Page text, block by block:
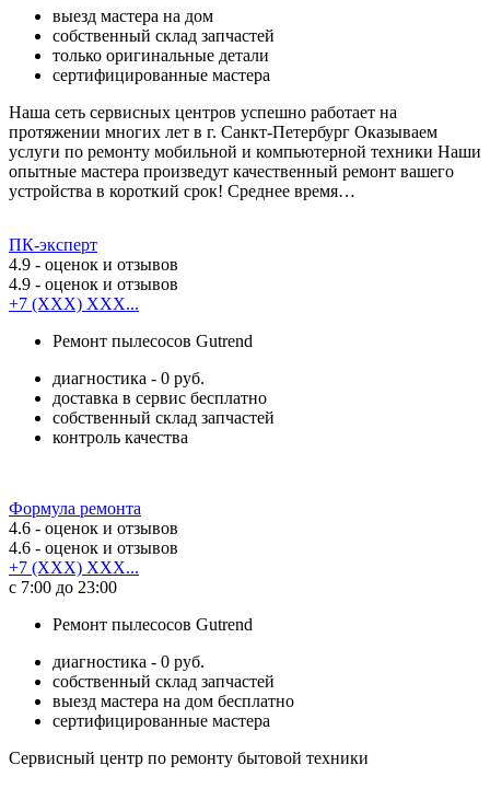
выезд мастера на дом
собственный склад запчастей
только оригинальные детали
сертифицированные мастера
Наша сеть сервисных центров успешно работает на
протяжении многих лет в г. Санкт-Петербург Оказываем
услуги по ремонту мобильной и компьютерной техники Наши
опытные мастера произведут качественный ремонт вашего
устройства в короткий срок! Среднее время…
ПК-эксперт
4.9 - оценок и отзывов
4.9 - оценок и отзывов
+7 (XXX) XXX...
Ремонт пылесосов Gutrend
диагностика - 0 руб.
доставка в сервис бесплатно
собственный склад запчастей
контроль качества
Формула ремонта
4.6 - оценок и отзывов
4.6 - оценок и отзывов
+7 (XXX) XXX...
с 7:00 до 23:00
Ремонт пылесосов Gutrend
диагностика - 0 руб.
собственный склад запчастей
выезд мастера на дом бесплатно
сертифицированные мастера
Сервисный центр по ремонту бытовой техники